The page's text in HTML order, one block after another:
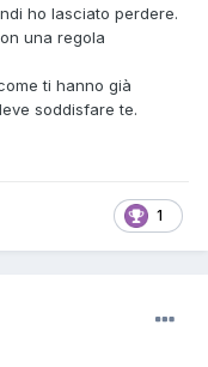
ho lasciato perdere.
una regola
ti hanno già
soddisfare te.
1